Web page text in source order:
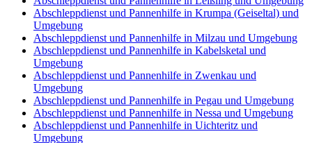
Abschleppdienst und Pannenhilfe in Krumpa (Geiseltal) und
Umgebung
Abschleppdienst und Pannenhilfe in Milzau und Umgebung
Abschleppdienst und Pannenhilfe in Kabelsketal und
Umgebung
Abschleppdienst und Pannenhilfe in Zwenkau und
Umgebung
Abschleppdienst und Pannenhilfe in Pegau und Umgebung
Abschleppdienst und Pannenhilfe in Nessa und Umgebung
Abschleppdienst und Pannenhilfe in Uichteritz und
Umgebung